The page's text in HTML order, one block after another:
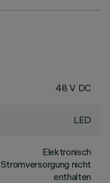
48 V DC
LED
Elektronisch
Stromversorgung nicht
enthalten